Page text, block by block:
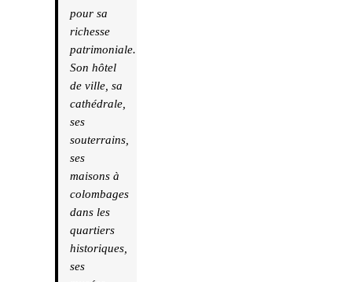
pour sa
richesse
patrimoniale.
Son hôtel
de ville, sa
cathédrale,
ses
souterrains,
ses
maisons à
colombages
dans les
quartiers
historiques,
ses